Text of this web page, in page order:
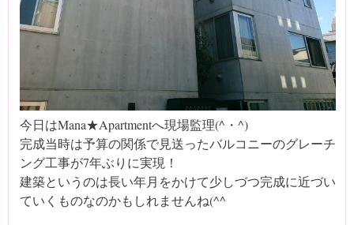
今日はMana★Apartmentへ現場監理(^・^)
完成当時は予算の関係で見送ったバルコニーのグレーチ
ング工事が7年ぶりに実現！
建築というのは長い年月をかけて少しづつ完成に近づい
ていくものなのかもしれませんね(^^ゞ